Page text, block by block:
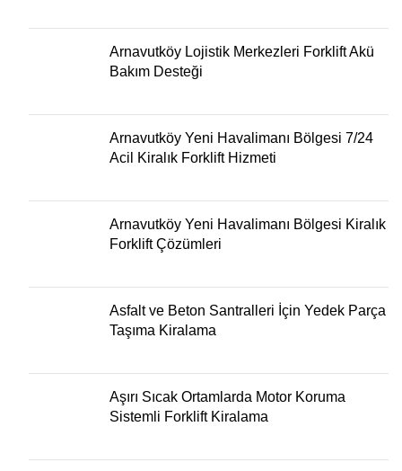
Arnavutköy Lojistik Merkezleri Forklift Akü
Bakım Desteği
Arnavutköy Yeni Havalimanı Bölgesi 7/24
Acil Kiralık Forklift Hizmeti
Arnavutköy Yeni Havalimanı Bölgesi Kiralık
Forklift Çözümleri
Asfalt ve Beton Santralleri İçin Yedek Parça
Taşıma Kiralama
Aşırı Sıcak Ortamlarda Motor Koruma
Sistemli Forklift Kiralama